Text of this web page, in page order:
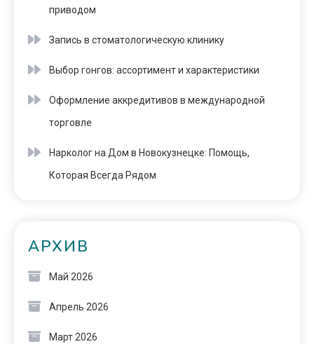
приводом
Запись в стоматологическую клинику
Выбор гонгов: ассортимент и характеристики
Оформление аккредитивов в международной
торговле
Нарколог на Дом в Новокузнецке: Помощь,
Которая Всегда Рядом
АРХИВ
Май 2026
Апрель 2026
Март 2026